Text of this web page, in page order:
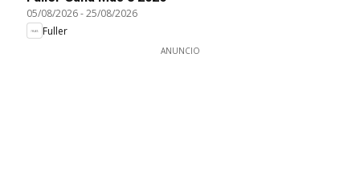
05/08/2026-25/08/2026
Fuller
ANUNCIO